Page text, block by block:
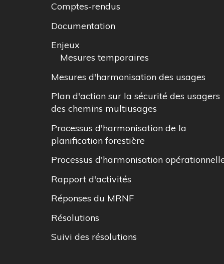
Comptes-rendus
Documentation
Enjeux
Mesures temporaires
Mesures d'harmonisation des usages
Plan d'action sur la sécurité des usagers
des chemins multiusages
Processus d'harmonisation de la
planification forestière
Processus d'harmonisation
Rapport d'activités
Réponses du MRNF
Résolutions
Suivi des résolutions